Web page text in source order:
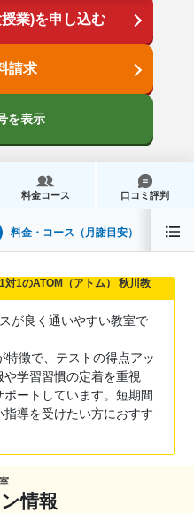
業)を申し込む
請求
を表示
料金コース 口コミ評判
料金・コース（月謝目安） 時間割
1のATOM（アトム） 秋川教
が良く通いやすい教室で
徴で、テストの得点アッ
学習習慣の定着を重視
ートしています。短期間
導を受けたい方におすす
情報